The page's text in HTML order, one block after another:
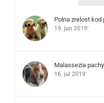
Polna zrelost kod
19. jun 2019'
Malassezia
16. jul 2019'